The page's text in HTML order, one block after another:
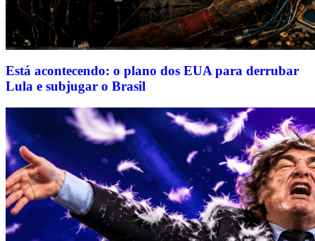
Está acontecendo: o plano dos EUA para derrubar
Lula e subjugar o Brasil